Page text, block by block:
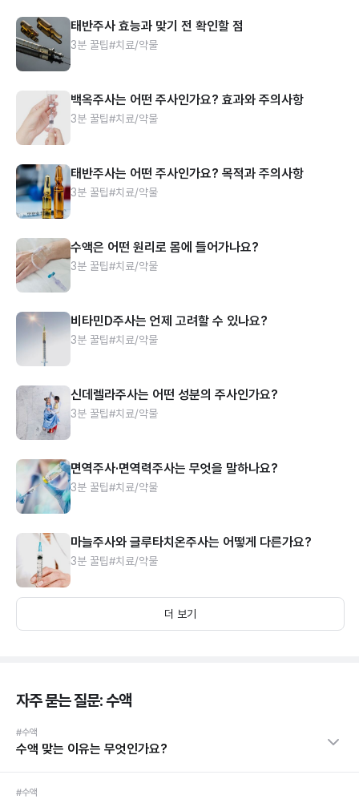
태반주사 효능과 맞기 전 확인할 점
3분 꿀팁#치료/약물
백옥주사는 어떤 주사인가요? 효과와 주의사항
3분 꿀팁#치료/약물
태반주사는 어떤 주사인가요? 목적과 주의사항
3분 꿀팁#치료/약물
수액은 어떤 원리로 몸에 들어가나요?
3분 꿀팁#치료/약물
비타민D주사는 언제 고려할 수 있나요?
3분 꿀팁#치료/약물
신데렐라주사는 어떤 성분의 주사인가요?
3분 꿀팁#치료/약물
면역주사·면역력주사는 무엇을 말하나요?
3분 꿀팁#치료/약물
마늘주사와 글루타치온주사는 어떻게 다른가요?
3분 꿀팁#치료/약물
더 보기
자주 묻는 질문: 수액
#수액
수액 맞는 이유는 무엇인가요?
#수액